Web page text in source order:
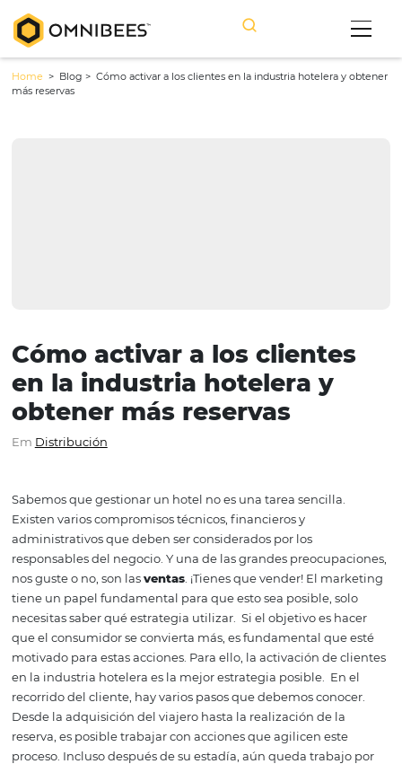
Home> Blog >
Cómo activar a los
en la industria hotelera y
EmDistribución
Sabemos que gestionar un hotel no es una tarea
Existen varios compromisos técnicos, financieros y
administrativos que deben ser considerados por los
responsables del negocio. Y una de las grandes
nos guste o no, son lasventas. ¡Tienes que vender! El
tiene un papel fundamental para que esto sea posible,
necesitas saber qué estrategia utilizar.
que el consumidor se convierta más, es fundamental